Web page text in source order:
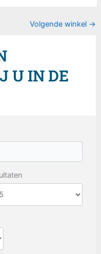
Volgende winkel →
U IN DE